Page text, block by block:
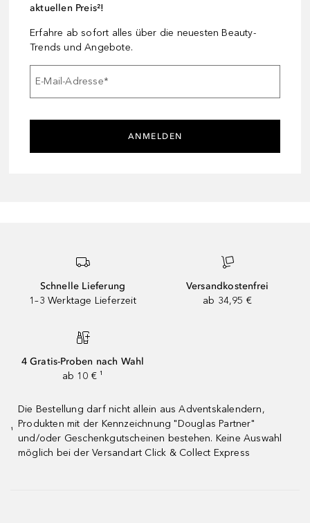
aktuellen Preis²!
Erfahre ab sofort alles über die neuesten Beauty-
Trends und Angebote.
E-Mail-Adresse*
ANMELDEN
Schnelle Lieferung
1–3 Werktage Lieferzeit
Versandkostenfrei
ab 34,95 €
4 Gratis-Proben nach Wahl
ab 10 € ¹
¹
Die Bestellung darf nicht allein aus Adventskalendern,
Produkten mit der Kennzeichnung "Douglas Partner"
und/oder Geschenkgutscheinen bestehen. Keine Auswahl
möglich bei der Versandart Click & Collect Express